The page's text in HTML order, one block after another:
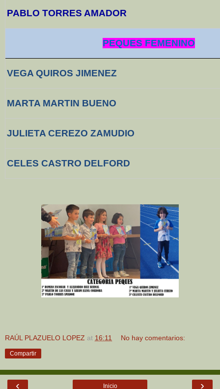
PABLO TORRES AMADOR
PEQUES FEMENINO
VEGA QUIROS JIMENEZ
MARTA MARTIN BUENO
JULIETA CEREZO ZAMUDIO
CELES CASTRO DELFORD
RAÚL PLAZUELO LOPEZ at 16:11 No hay comentarios:
Compartir
‹ ›
Inicio